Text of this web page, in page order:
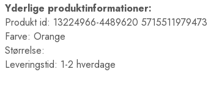
Yderlige produktinformationer:
Produkt id: 13224966-4489620 5715511979473
Farve: Orange
Størrelse:
Leveringstid: 1-2 hverdage